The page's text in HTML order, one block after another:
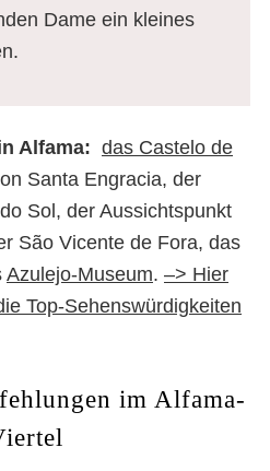
Dame ein kleines
Alfama: das Castelo de
Santa Engracia, der
Sol, der Aussichtspunkt
São Vicente de Fora, das
Azulejo-Museum. –> Hier
Top-Sehenswürdigkeiten
im Alfama-